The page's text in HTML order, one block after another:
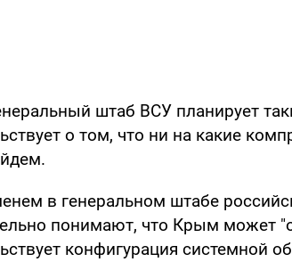
штаб ВСУ планирует
о том, что ни на какие
в генеральном штабе
понимают, что Крым может
конфигурация системной